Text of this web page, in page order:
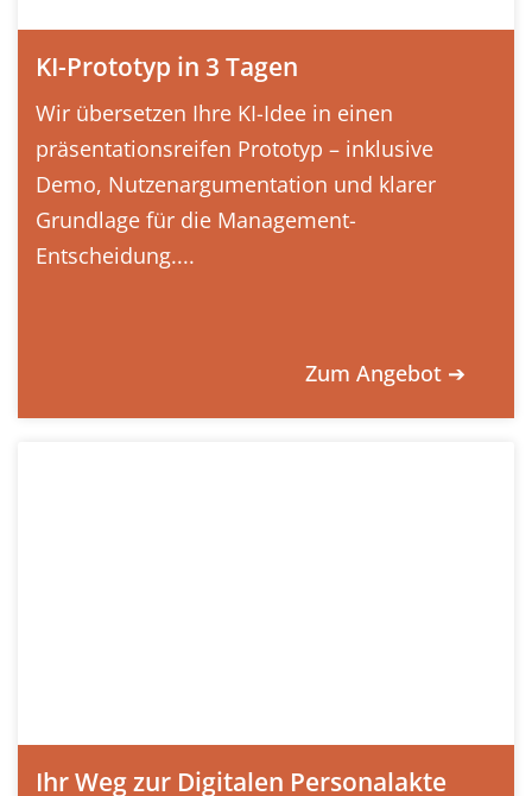
KI-Prototyp in 3 Tagen
Wir übersetzen Ihre KI-Idee in einen
präsentationsreifen Prototyp – inklusive
Demo, Nutzenargumentation und klarer
Grundlage für die Management-
Entscheidung....
Zum Angebot ➔
Ihr Weg zur Digitalen Personalakte